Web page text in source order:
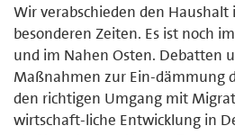
Wir verabschieden den
besonderen Zeiten. Es ist noch
und im Nahen Osten. Debatten
Maßnahmen zur Ein-dämmung
den richtigen Umgang mit
wirtschaft-liche Entwicklung in